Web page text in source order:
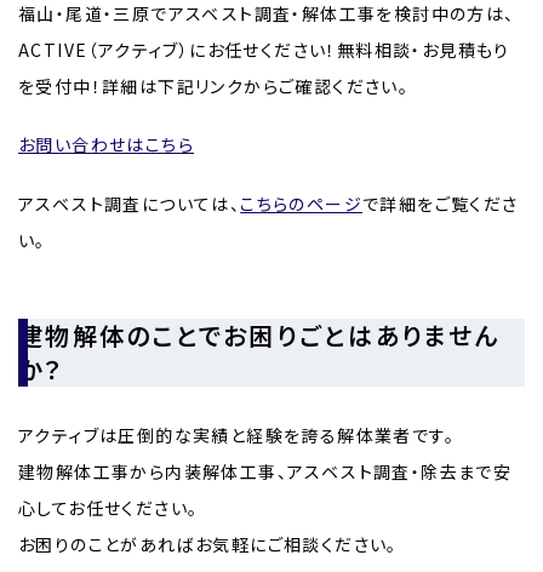
福山・尾道・三原でアスベスト調査・解体工事を検討中の方は、
ACTIVE（アクティブ）にお任せください！無料相談・お見積もり
を受付中！詳細は下記リンクからご確認ください。
お問い合わせはこちら
アスベスト調査については、 こちらのページで詳細をご覧くださ
い。
建物解体のことでお困りごとはありません
か？
アクティブは圧倒的な実績と経験を誇る解体業者です。
建物解体工事から内装解体工事、アスベスト調査・除去まで安
心してお任せください。
お困りのことがあればお気軽にご相談ください。